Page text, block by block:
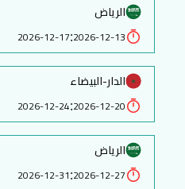
الرياض
2026-12-13
:
2026-12-17
الدار-البيضاء
2026-12-20
:
2026-12-24
الرياض
2026-12-27
:
2026-12-31